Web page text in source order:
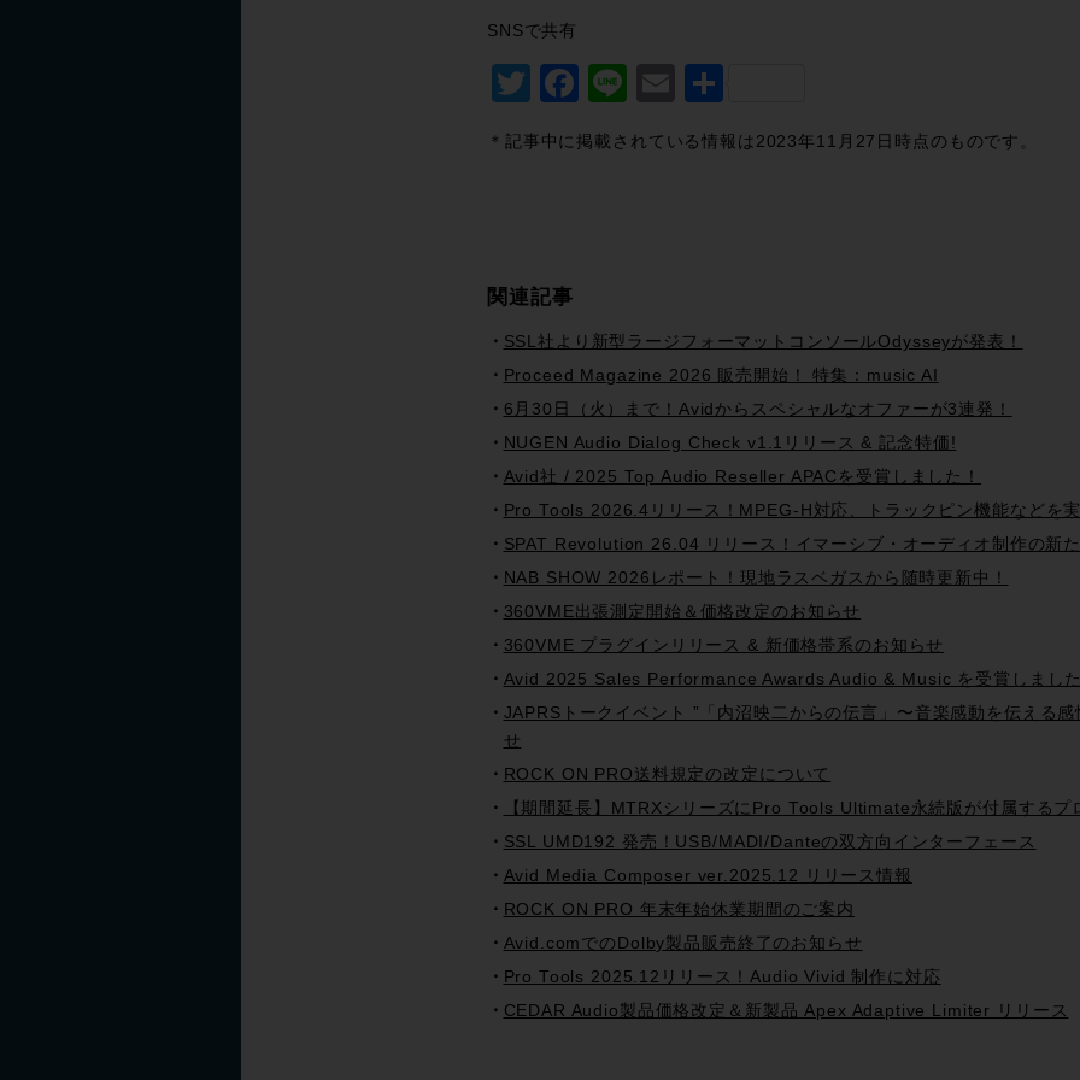
SNSで共有
Twitter
Facebook
LineEmail
＊記事中に掲載されている情報は2023年11月27日時点のものです。
関連記事
SSL社より新型ラージフォーマットコンソールOdysseyが発表！
Proceed Magazine 2026 販売開始！ 特集：music AI
6月30日（火）まで！Avidからスペシャルなオファーが3連発！
NUGEN Audio Dialog Check v1.1リリース & 記念特価!
Avid社 / 2025 Top Audio Reseller APACを受賞しました！
Pro Tools 2026.4リリース！MPEG-H対応、トラックピン機能などを
SPAT Revolution 26.04 リリース！イマーシブ・オーディオ制作の新
NAB SHOW 2026レポート！現地ラスベガスから随時更新中！
360VME出張測定開始＆価格改定のお知らせ
360VME プラグインリリース & 新価格帯系のお知らせ
Avid 2025 Sales Performance Awards Audio & Music を受賞しまし
JAPRSトークイベント ”「内沼映二からの伝言」〜音楽感動を伝える
せ
ROCK ON PRO送料規定の改定について
【期間延長】MTRXシリーズにPro Tools Ultimate永続版が付属する
SSL UMD192 発売！USB/MADI/Danteの双方向インターフェース
Avid Media Composer ver.2025.12 リリース情報
ROCK ON PRO 年末年始休業期間のご案内
Avid.comでのDolby製品販売終了のお知らせ
Pro Tools 2025.12リリース！Audio Vivid 制作に対応
CEDAR Audio製品価格改定＆新製品 Apex Adaptive Limiter リリース